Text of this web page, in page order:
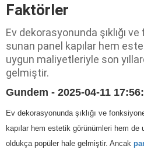
Faktörler
Ev dekorasyonunda şıklığı
sunan panel kapılar hem
uygun maliyetleriyle son
gelmiştir.
Gundem - 2025-04-11
Ev dekorasyonunda şıklığı ve
kapılar hem estetik görünümleri hem de
oldukça popüler hale gelmiştir. Ancak